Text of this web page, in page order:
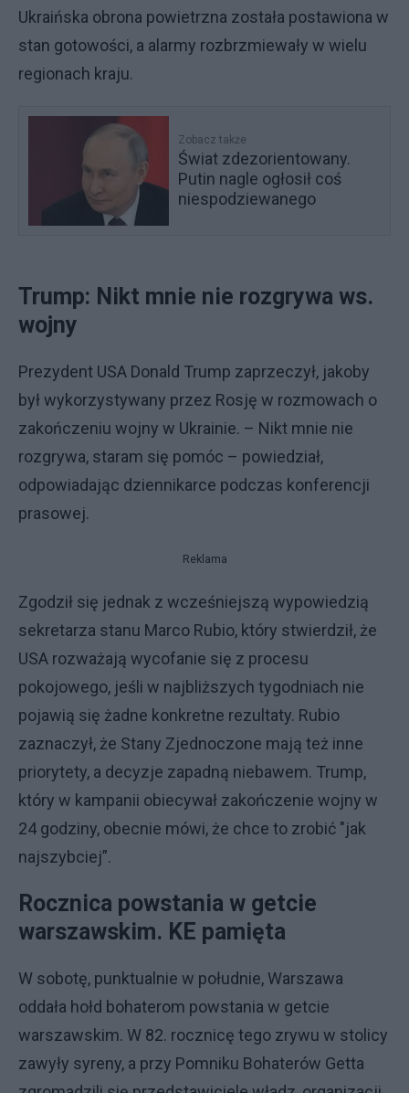
Ukraińska obrona powietrzna została postawiona w
stan gotowości, a alarmy rozbrzmiewały w wielu
regionach kraju.
Zobacz także
Świat zdezorientowany.
Putin nagle ogłosił coś
niespodziewanego
Trump: Nikt mnie nie rozgrywa ws.
wojny
Prezydent USA Donald Trump zaprzeczył, jakoby
był wykorzystywany przez Rosję w rozmowach o
zakończeniu wojny w Ukrainie. – Nikt mnie nie
rozgrywa, staram się pomóc – powiedział,
odpowiadając dziennikarce podczas konferencji
prasowej.
Reklama
Zgodził się jednak z wcześniejszą wypowiedzią
sekretarza stanu Marco Rubio, który stwierdził, że
USA rozważają wycofanie się z procesu
pokojowego, jeśli w najbliższych tygodniach nie
pojawią się żadne konkretne rezultaty. Rubio
zaznaczył, że Stany Zjednoczone mają też inne
priorytety, a decyzje zapadną niebawem. Trump,
który w kampanii obiecywał zakończenie wojny w
24 godziny, obecnie mówi, że chce to zrobić "jak
najszybciej”.
Rocznica powstania w getcie
warszawskim. KE pamięta
W sobotę, punktualnie w południe, Warszawa
oddała hołd bohaterom powstania w getcie
warszawskim. W 82. rocznicę tego zrywu w stolicy
zawyły syreny, a przy Pomniku Bohaterów Getta